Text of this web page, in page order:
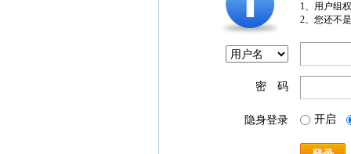
1、用户组
2、您还不
密 码
隐身登录 开启